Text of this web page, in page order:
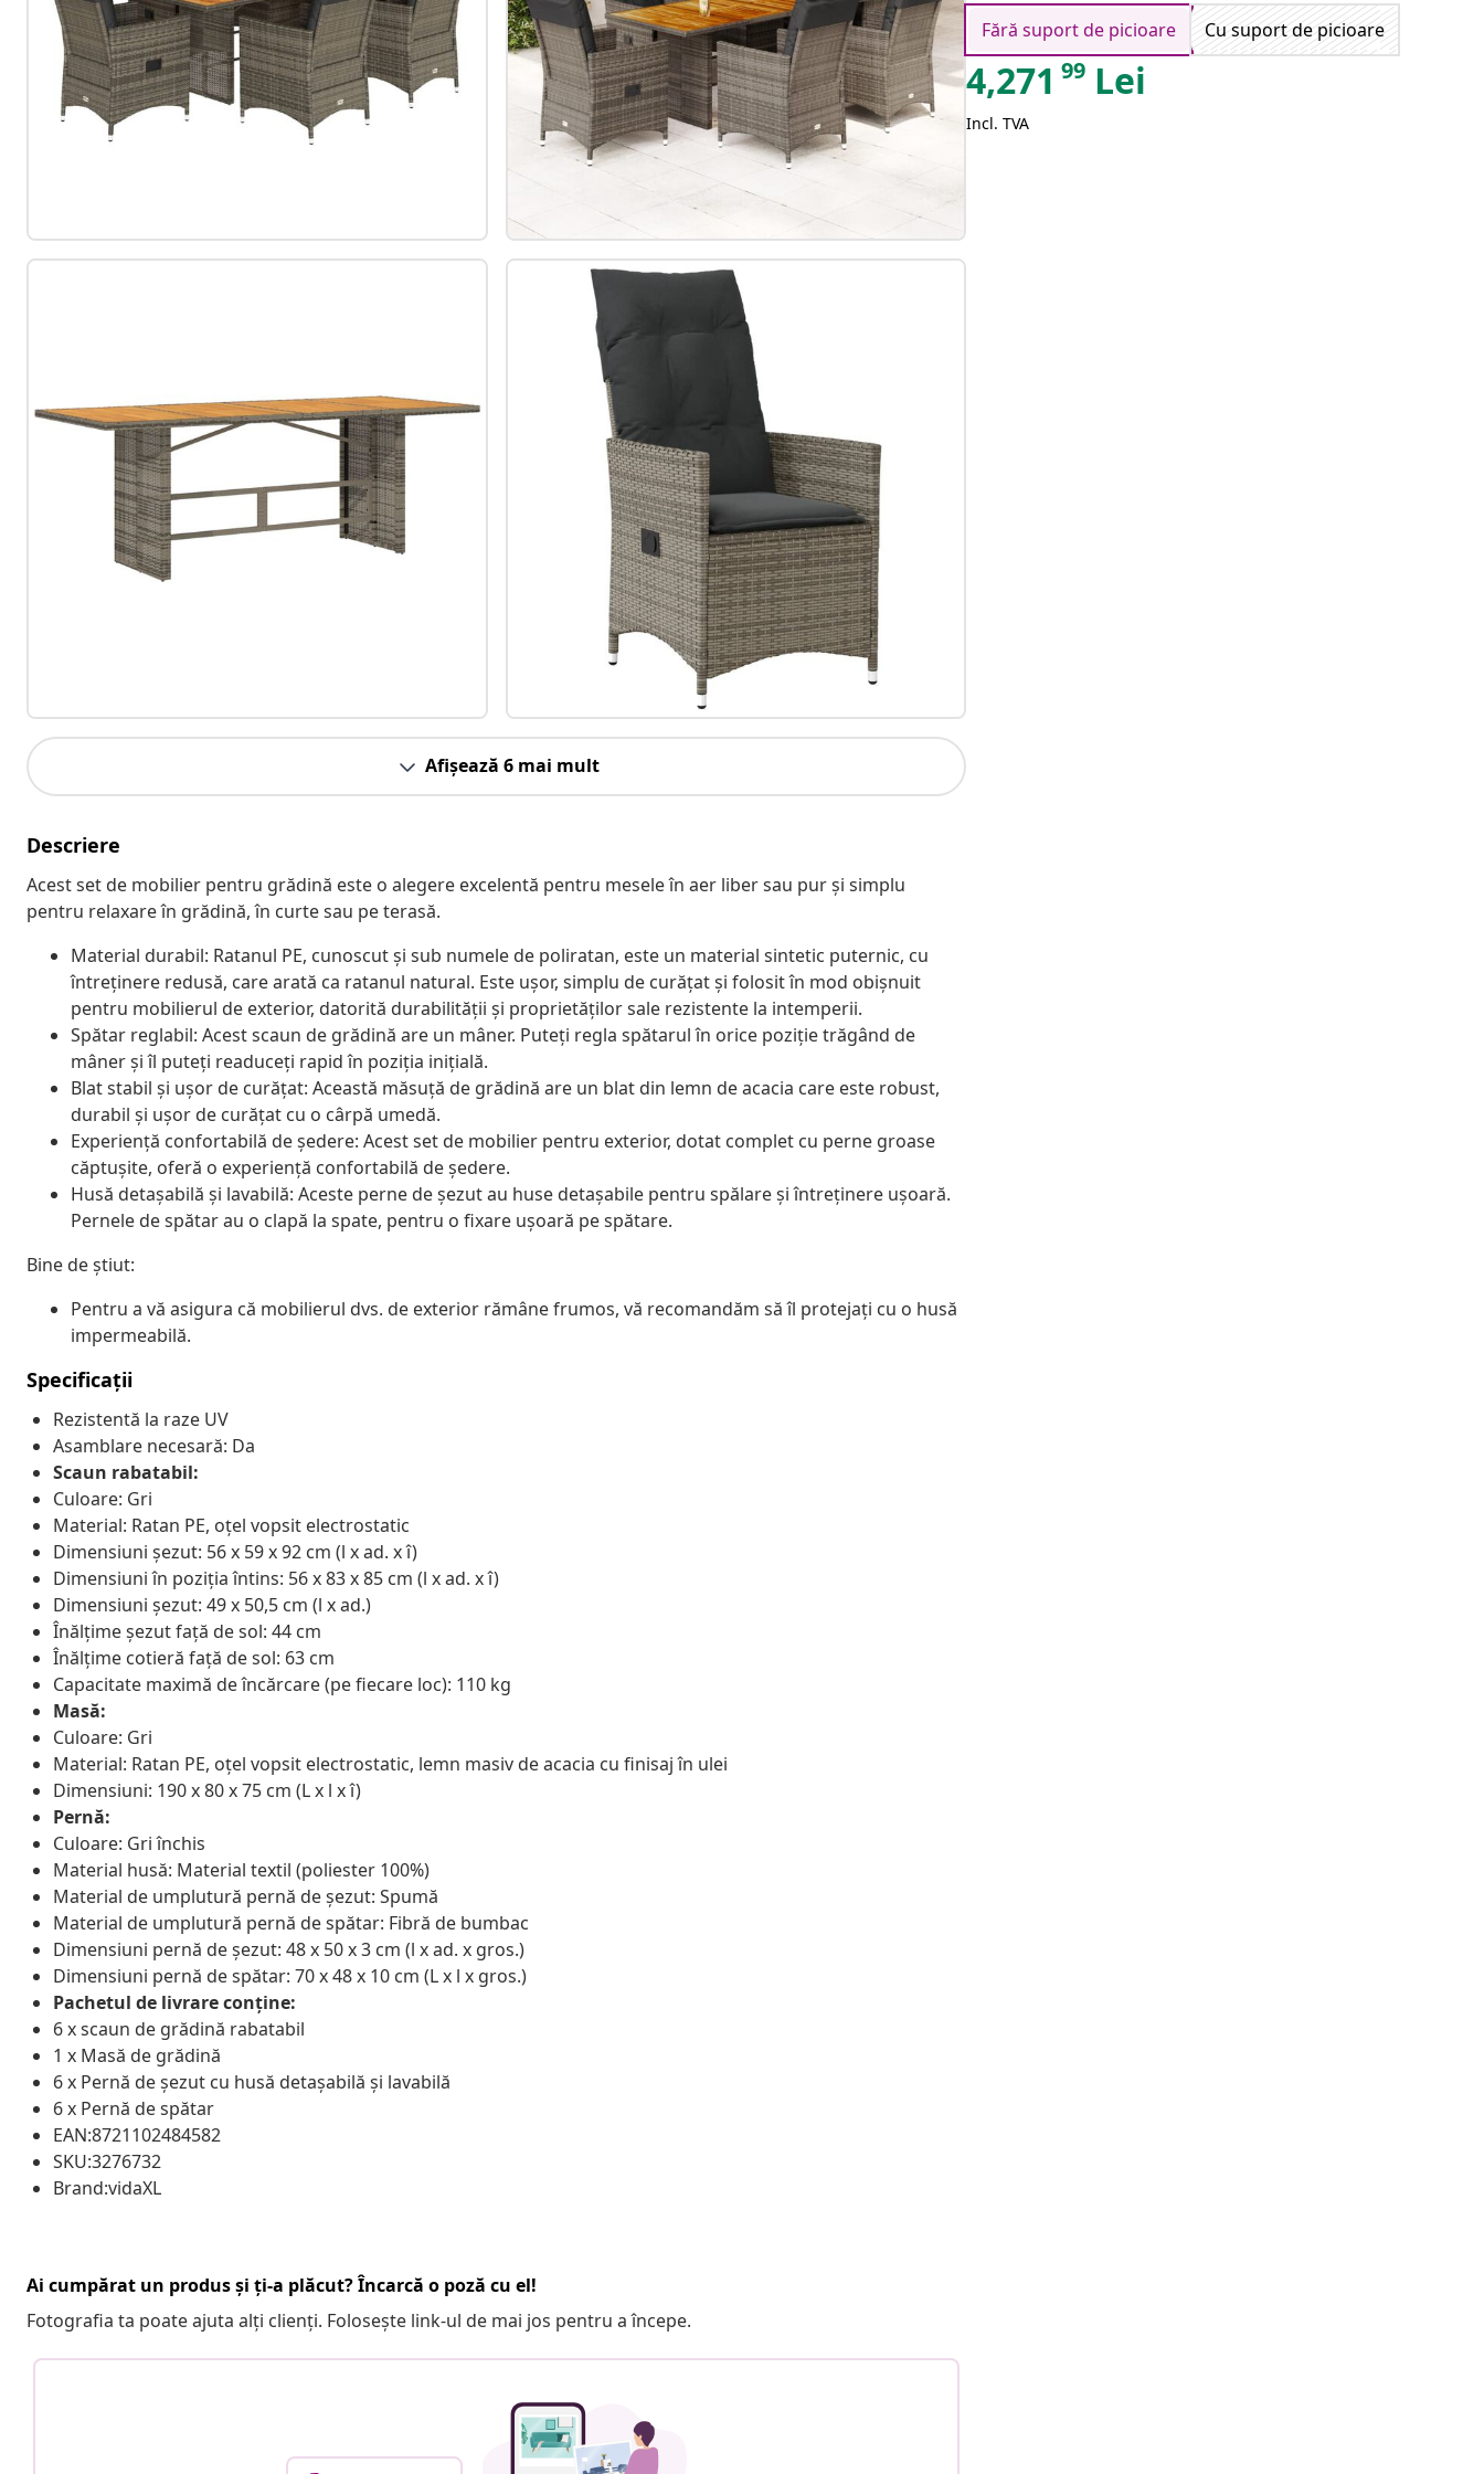
Afișează 6 mai mult
Descriere
Acest set de mobilier pentru grădină este o alegere excelentă pentru mesele în aer liber sau pur și simplu
pentru relaxare în grădină, în curte sau pe terasă.
Material durabil: Ratanul PE, cunoscut și sub numele de poliratan, este un material sintetic puternic, cu
întreținere redusă, care arată ca ratanul natural. Este ușor, simplu de curățat și folosit în mod obișnuit
pentru mobilierul de exterior, datorită durabilității și proprietăților sale rezistente la intemperii.
Spătar reglabil: Acest scaun de grădină are un mâner. Puteți regla spătarul în orice poziție trăgând de
mâner și îl puteți readuceți rapid în poziția inițială.
Blat stabil și ușor de curățat: Această măsuță de grădină are un blat din lemn de acacia care este robust,
durabil și ușor de curățat cu o cârpă umedă.
Experiență confortabilă de ședere: Acest set de mobilier pentru exterior, dotat complet cu perne groase
căptușite, oferă o experiență confortabilă de ședere.
Husă detașabilă și lavabilă: Aceste perne de șezut au huse detașabile pentru spălare și întreținere ușoară.
Pernele de spătar au o clapă la spate, pentru o fixare ușoară pe spătare.
Bine de știut:
Pentru a vă asigura că mobilierul dvs. de exterior rămâne frumos, vă recomandăm să îl protejați cu o husă
impermeabilă.
Specificații
Rezistentă la raze UV
Asamblare necesară: Da
Scaun rabatabil:
Culoare: Gri
Material: Ratan PE, oțel vopsit electrostatic
Dimensiuni șezut: 56 x 59 x 92 cm (l x ad. x î)
Dimensiuni în poziția întins: 56 x 83 x 85 cm (l x ad. x î)
Dimensiuni șezut: 49 x 50,5 cm (l x ad.)
Înălțime șezut față de sol: 44 cm
Înălțime cotieră față de sol: 63 cm
Capacitate maximă de încărcare (pe fiecare loc): 110 kg
Masă:
Culoare: Gri
Material: Ratan PE, oțel vopsit electrostatic, lemn masiv de acacia cu finisaj în ulei
Dimensiuni: 190 x 80 x 75 cm (L x l x î)
Pernă:
Culoare: Gri închis
Material husă: Material textil (poliester 100%)
Material de umplutură pernă de șezut: Spumă
Material de umplutură pernă de spătar: Fibră de bumbac
Dimensiuni pernă de șezut: 48 x 50 x 3 cm (l x ad. x gros.)
Dimensiuni pernă de spătar: 70 x 48 x 10 cm (L x l x gros.)
Pachetul de livrare conține:
6 x scaun de grădină rabatabil
1 x Masă de grădină
6 x Pernă de șezut cu husă detașabilă și lavabilă
6 x Pernă de spătar
EAN:8721102484582
SKU:3276732
Brand:vidaXL
Ai cumpărat un produs și ți-a plăcut? Încarcă o poză cu el!
Fotografia ta poate ajuta alți clienți. Folosește link-ul de mai jos pentru a începe.
Fără suport de picioare
Cu suport de picioare
4,271 99 Lei
Incl. TVA